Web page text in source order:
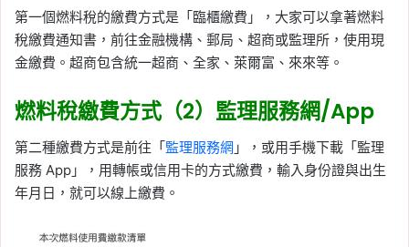
第一個燃料稅的繳費方式是「臨櫃繳費」，大家可以拿著燃料
稅繳費通知書，前往金融機構、郵局、超商或監理所，使用現
金繳費。超商包含統一超商、全家、萊爾富、來來等。
燃料稅繳費方式（2）監理服務網/App
第二種繳費方式是前往「監理服務網 」，或用手機下載「監理
服務 App」，用轉帳或信用卡的方式繳費，輸入身份證與出生
年月日，就可以線上繳費。